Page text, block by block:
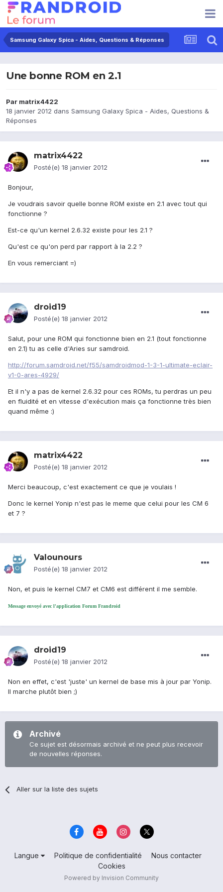
Samsung Galaxy Spica - Aides, Questions & Réponses
Une bonne ROM en 2.1
Par matrix4422
18 janvier 2012 dans Samsung Galaxy Spica - Aides, Questions &
Réponses
matrix4422
Posté(e) 18 janvier 2012
Bonjour,
Je voudrais savoir quelle bonne ROM existe en 2.1 avec tout qui
fonctionne ?
Est-ce qu'un kernel 2.6.32 existe pour les 2.1 ?
Qu'est ce qu'on perd par rapport à la 2.2 ?
En vous remerciant =)
droid19
Posté(e) 18 janvier 2012
Salut, pour une ROM qui fonctionne bien en 2.1 (tout fonctionne
en 2.1) tu as celle d'Aries sur samdroid.
http://forum.samdroid.net/f55/samdroidmod-1-3-1-ultimate-eclair-
v1-0-ares-4929/
Et il n'y a pas de kernel 2.6.32 pour ces ROMs, tu perdras un peu
en fluidité et en vitesse d'exécution mais ça fonctionne très bien
quand même :)
matrix4422
Posté(e) 18 janvier 2012
Merci beaucoup, c'est exactement ce que je voulais !
Donc le kernel Yonip n'est pas le meme que celui pour les CM 6
et 7 ?
Valounours
Posté(e) 18 janvier 2012
Non, et puis le kernel CM7 et CM6 est différent il me semble.
Message envoyé avec l'application Forum Frandroid
droid19
Posté(e) 18 janvier 2012
Non en effet, c'est 'juste' un kernel de base mis à jour par Yonip.
Il marche plutôt bien ;)
Archivé
Ce sujet est désormais archivé et ne peut plus recevoir
de nouvelles réponses.
Aller sur la liste des sujets
Langue Politique de confidentialité
Nous contacter
Cookies
Powered by Invision Community